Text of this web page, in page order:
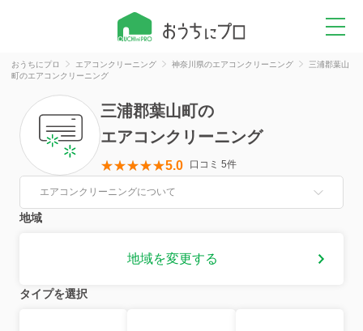
おうちにプロ エアコンクリーニング 神奈川県のエアコンクリーニング
三浦郡葉山
町のエアコンクリーニング
三浦郡葉山町の
エアコンクリーニング
5.0 口コミ 5件
エアコンクリーニングについて
地域
地域を変更する
タイプを選択